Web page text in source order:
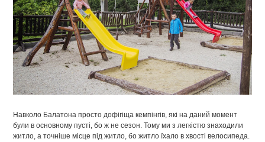
Навколо Балатона просто дофігіща кемпінгів, які на даний момент
були в основному пусті, бо ж не сезон. Тому ми з легкістю знаходили
житло, а точніше місце під житло, бо житло їхало в хвості велосипеда.